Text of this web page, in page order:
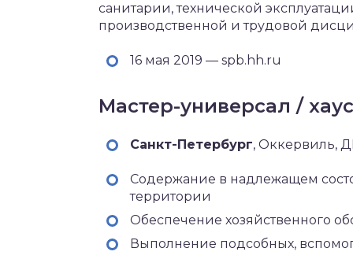
санитарии, технической
производственной и трудовой
16 мая 2019 — spb.hh.ru
Мастер-универсал /
Санкт-Петербург‎, Оккервиль,
Содержание в надлежащем
территории
Обеспечение хозяйственного
Выполнение подсобных,